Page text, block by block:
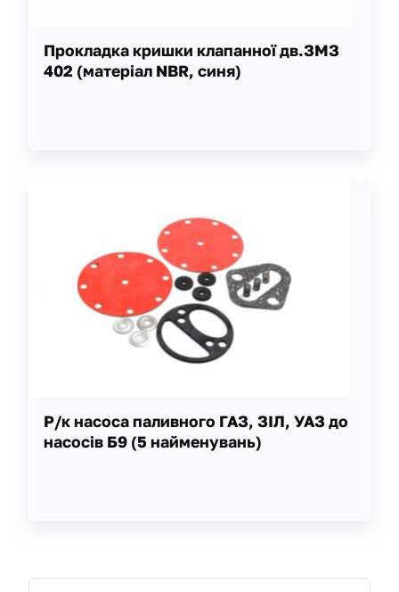
Прокладка кришки клапанної дв.ЗМЗ
402 (матеріал NBR, синя)
Р/к насоса паливного ГАЗ, ЗІЛ, УАЗ до
насосів Б9 (5 найменувань)